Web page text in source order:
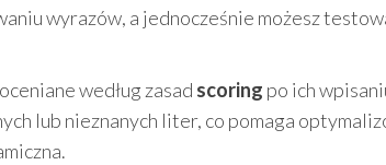
wyrazów, a jednocześnie możesz
według zasad scoring po ich
lub nieznanych liter, co pomaga